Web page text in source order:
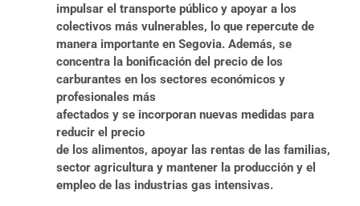
impulsar el transporte público y apoyar a los
colectivos más vulnerables, lo que repercute de
manera importante en Segovia. Además, se
concentra la bonificación del precio de los
carburantes en los sectores económicos y
profesionales más
afectados y se incorporan nuevas medidas para
reducir el precio
de los alimentos, apoyar las rentas de las familias,
sector agricultura y mantener la producción y el
empleo de las industrias gas intensivas.